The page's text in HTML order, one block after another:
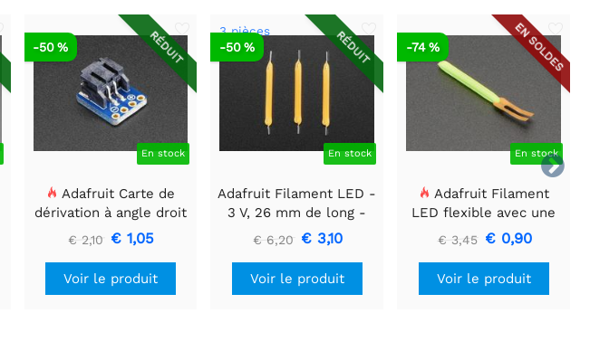

RÉDUIT
En stock
-50 %
Adafruit Carte de
dérivation à angle droit
CMS à 2 broches JST-
€ 2,10 € 1,05
Voir le produit
RÉDUIT
3 pièces
En stock
-50 %
Adafruit Filament LED -
3 V, 26 mm de long -
Blanc chaud (lot de 3)
€ 6,20 € 3,10
Voir le produit
EN SOLDES
En stock
-74 %
Adafruit Filament
LED flexible avec une
seule connexion - 3V 25
mm de long - Vert
€ 3,45 € 0,90
Voir le produit